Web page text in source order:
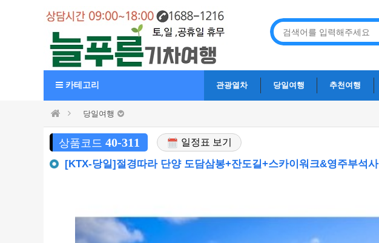
카테고리 관광열차 당일여행 추천여행
당일여행
상품코드 40-311 일정표 보기
[KTX-당일]절경따라 단양 도담삼봉+잔도길+스카이워크&영주부석사